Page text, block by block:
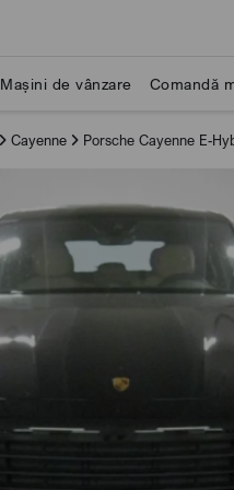
Mașini de vânzare Comandă
Cayenne Porsche Cayenne E-